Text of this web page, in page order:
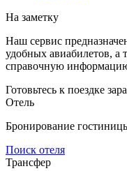
На заметку
Наш сервис
удобных авиабилетов, а
справочную
Готовьтесь к поездке
Отель
Бронирование
Поиск отеля
Трансфер